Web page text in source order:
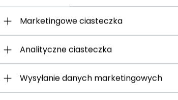
Marketingowe ciasteczka
Analityczne ciasteczka
Wysyłanie danych marketingowych